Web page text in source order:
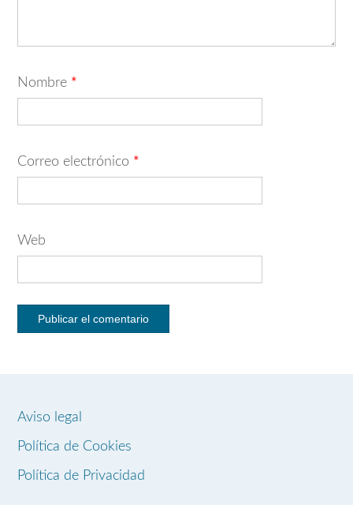
Nombre *
Correo electrónico *
Web
Aviso legal
Política de Cookies
Política de Privacidad